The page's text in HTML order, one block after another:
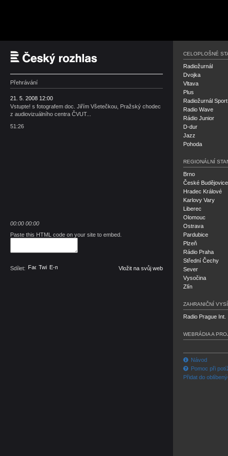
Přehrávání
21. 5. 2008 12:00
Vstupte! s fotografem doc. Jiřím Všetečkou, Pražský chodec
z audiovizuálního centra ČVUT...
51:26
00:00 00:00
Paste this HTML code on your site to embed.
Sdílet: Facebook
TwitterE-mail Vložit na svůj web
CELOPLOŠNÉ
Radiožurnál
Dvojka
Vltava
Plus
Radiožurnál Sport
Radio Wave
Rádio Junior
D-dur
Jazz
Pohoda
REGIONÁLNÍ
Brno
České Budějovice
Hradec Králové
Karlovy Vary
Liberec
Olomouc
Ostrava
Pardubice
Plzeň
Rádio Praha
Střední Čechy
Sever
Vysočina
Zlín
ZAHRANIČNÍ
Radio Prague Int.
WEBRÁDIA A
Návod
Pomoc při
Přidat do